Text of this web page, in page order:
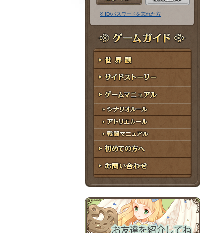
ル
ア
ド
レ
ス
ス
ー
ド
※ ID/パスワードを忘れた方
ゲームガイド
世界観
サイドストーリー
ゲームマニュアル
シナリオルール
アトリエルール
戦闘マニュアル
初めての方へ
お問い合わせ